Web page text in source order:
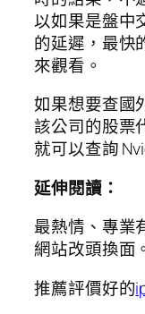
以如果是盤中
的延遲，最快
來觀看。
如果想要查國
該公司的股票
就可以查詢
延伸閱讀：
最熱情、專業
網站改頭換面。
推薦評價好的